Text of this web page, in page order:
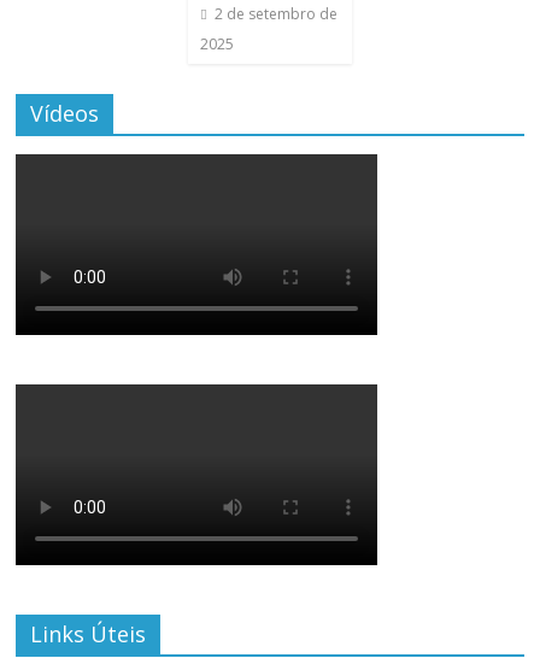
2 de setembro de
2025
Vídeos
Links Úteis